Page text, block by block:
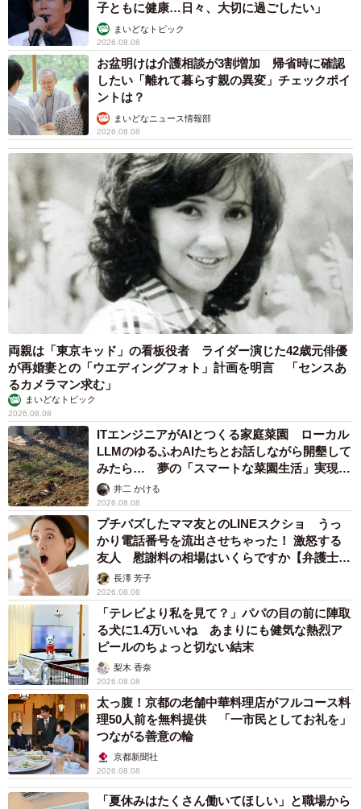
子ともに健康…日々、大切に過ごしたい」
まいどなトピック
2026.08.08
お盆明けは介護相談が3割増加 帰省時に確認
したい「離れて暮らす親の異変」チェックポイ
ントは？
まいどなニュース情報部
2026.08.08
両親は「東京キッド」の看板役者 ライダー演じた42歳元俳優
が再婚妻との「ウエディングフォト」計画を明言 「センスあ
るカメラマン求む」
まいどなトピック
2026.08.08
ITエンジニアがAIとつくる家庭菜園 ローカル
LLMのゆるふわAIたちとお話しながら開墾して
みたら… 夢の「スマートな菜園生活」実現な
るか井二 かける
2026.08.08
プチバズしたママ友とのLINEスクショ うっ
かり電話番号を流出させちゃった！ 激怒する
友人 慰謝料の相場はいくらですか【弁護士が
解説】長澤 芳子
2026.08.08
「テレビより私を見て？」パパの目の前に陣取
る犬に1.4万いいね あまりにも健気な熱烈ア
ピールのちょっと切ない結末
梨木 香奈
2026.08.08
太っ腹！京都の老舗中華料理店がフルコース料
理50人前を無料提供 「一市民としてお礼を」
つながる善意の輪
京都新聞社
2026.08.08
「夏休みはたくさん働いてほしい」と職場から